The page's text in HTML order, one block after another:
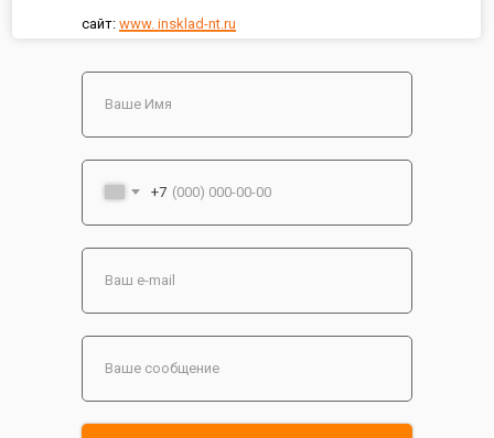
сайт: www. insklad-nt.ru
+7